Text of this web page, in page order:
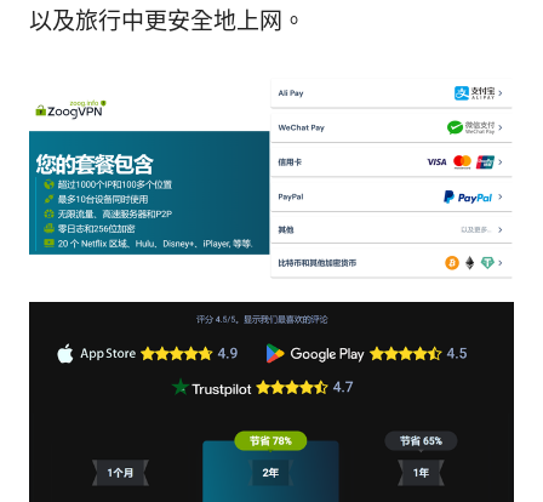
以及旅行中更安全地上网。